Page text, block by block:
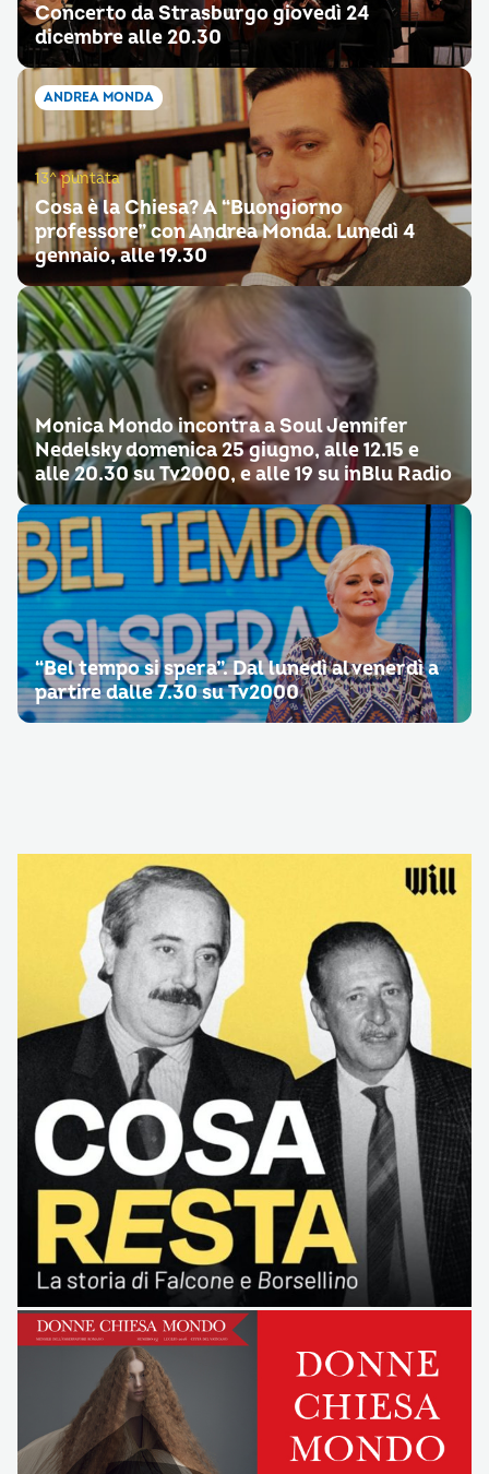
Concerto da Strasburgo giovedì 24
dicembre alle 20.30
ANDREA MONDA
13^ puntata
Cosa è la Chiesa? A “Buongiorno
professore” con Andrea Monda. Lunedì 4
gennaio, alle 19.30
Monica Mondo incontra a Soul Jennifer
Nedelsky domenica 25 giugno, alle 12.15 e
alle 20.30 su Tv2000, e alle 19 su inBlu Radio
“Bel tempo si spera”. Dal lunedì al venerdì a
partire dalle 7.30 su Tv2000